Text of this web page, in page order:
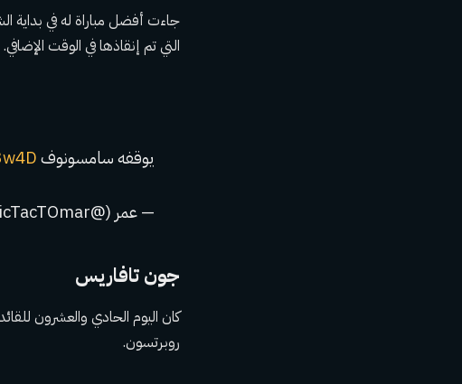
التي تم إنقاذها في الوقت الإضافي.
يوقفه سامسونوف
— عمر (@TicTacTOmar)
جون تافاريس
كان اليوم الحادي والعشرون
روبرتسون.